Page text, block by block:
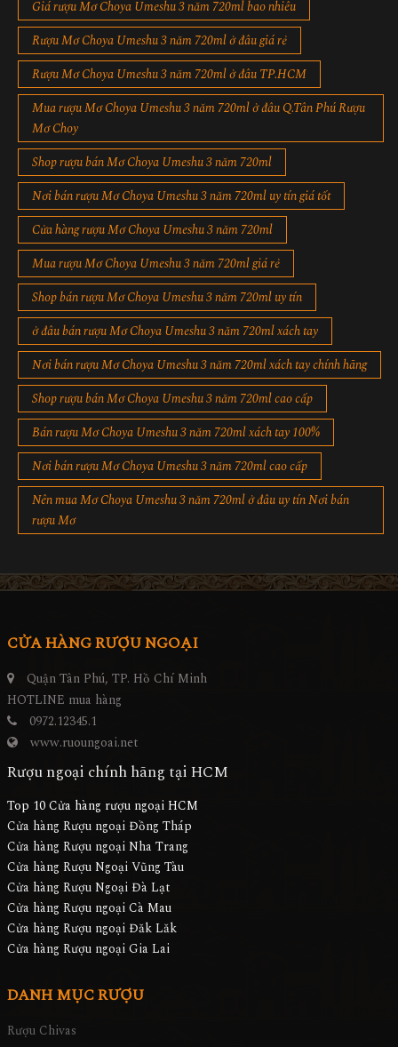
Giá rượu Mơ Choya Umeshu 3 năm 720ml bao nhiêu
Rượu Mơ Choya Umeshu 3 năm 720ml ở đâu giá rẻ
Rượu Mơ Choya Umeshu 3 năm 720ml ở đâu TP.HCM
Mua rượu Mơ Choya Umeshu 3 năm 720ml ở đâu Q.Tân Phú Rượu
Mơ Choy
Shop rượu bán Mơ Choya Umeshu 3 năm 720ml
Nơi bán rượu Mơ Choya Umeshu 3 năm 720ml uy tín giá tốt
Cửa hàng rượu Mơ Choya Umeshu 3 năm 720ml
Mua rượu Mơ Choya Umeshu 3 năm 720ml giá rẻ
Shop bán rượu Mơ Choya Umeshu 3 năm 720ml uy tín
ở đâu bán rượu Mơ Choya Umeshu 3 năm 720ml xách tay
Nơi bán rượu Mơ Choya Umeshu 3 năm 720ml xách tay chính hãng
Shop rượu bán Mơ Choya Umeshu 3 năm 720ml cao cấp
Bán rượu Mơ Choya Umeshu 3 năm 720ml xách tay 100%
Nơi bán rượu Mơ Choya Umeshu 3 năm 720ml cao cấp
Nên mua Mơ Choya Umeshu 3 năm 720ml ở đâu uy tín Nơi bán
rượu Mơ
CỬA HÀNG RƯỢU NGOẠI
Quận Tân Phú, TP. Hồ Chí Minh
HOTLINE mua hàng
0972.12345.1
www.ruoungoai.net
Rượu ngoại chính hãng tại HCM
Top 10 Cửa hàng rượu ngoại HCM
Cửa hàng Rượu ngoại Đồng Tháp
Cửa hàng Rượu ngoại Nha Trang
Cửa hàng Rượu Ngoại Vũng Tàu
Cửa hàng Rượu Ngoại Đà Lạt
Cửa hàng Rượu ngoại Cà Mau
Cửa hàng Rượu ngoại Đăk Lăk
Cửa hàng Rượu ngoại Gia Lai
DANH MỤC RƯỢU
Rượu Chivas